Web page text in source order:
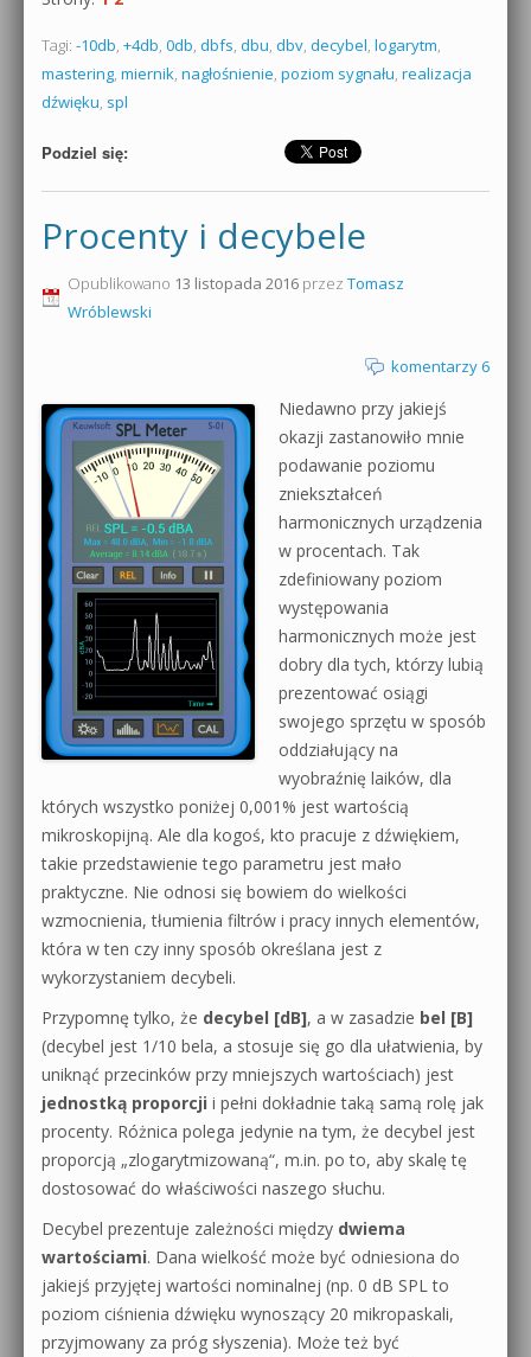
Tagi: -10db, +4db, 0db, dbfs, dbu, dbv, decybel, logarytm,
mastering, miernik, nagłośnienie, poziom sygnału, realizacja
dźwięku, spl
Podziel się:
Procenty i decybele
Opublikowano 13 listopada 2016 przez Tomasz
Wróblewski
komentarzy 6
Niedawno przy jakiejś
okazji zastanowiło mnie
podawanie poziomu
zniekształceń
harmonicznych urządzenia
w procentach. Tak
zdefiniowany poziom
występowania
harmonicznych może jest
dobry dla tych, którzy lubią
prezentować osiągi
swojego sprzętu w sposób
oddziałujący na
wyobraźnię laików, dla
których wszystko poniżej 0,001% jest wartością
mikroskopijną. Ale dla kogoś, kto pracuje z dźwiękiem,
takie przedstawienie tego parametru jest mało
praktyczne. Nie odnosi się bowiem do wielkości
wzmocnienia, tłumienia filtrów i pracy innych elementów,
która w ten czy inny sposób określana jest z
wykorzystaniem decybeli.
Przypomnę tylko, że decybel [dB], a w zasadzie bel [B]
(decybel jest 1/10 bela, a stosuje się go dla ułatwienia, by
uniknąć przecinków przy mniejszych wartościach) jest
jednostką proporcji i pełni dokładnie taką samą rolę jak
procenty. Różnica polega jedynie na tym, że decybel jest
proporcją „zlogarytmizowaną“, m.in. po to, aby skalę tę
dostosować do właściwości naszego słuchu.
Decybel prezentuje zależności między dwiema
wartościami. Dana wielkość może być odniesiona do
jakiejś przyjętej wartości nominalnej (np. 0 dB SPL to
poziom ciśnienia dźwięku wynoszący 20 mikropaskali,
przyjmowany za próg słyszenia). Może też być